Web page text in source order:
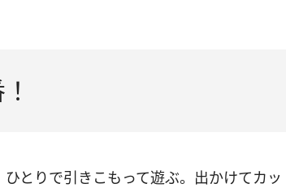
とりで引きこもって遊ぶ。出かけてカッ